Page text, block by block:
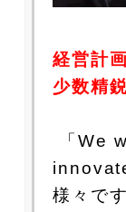
経営計
少数精
「We
様々で